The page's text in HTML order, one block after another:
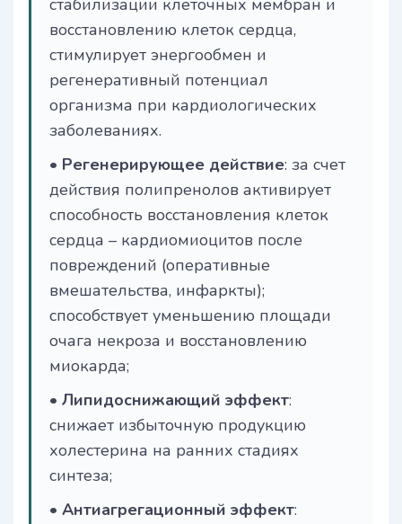
стабилизации клеточных мембран и
восстановлению клеток сердца,
стимулирует энергообмен и
регенеративный потенциал
организма при кардиологических
заболеваниях.
• Регенерирующее действие: за счет
действия полипренолов активирует
способность восстановления клеток
сердца – кардиомиоцитов после
повреждений (оперативные
вмешательства, инфаркты);
способствует уменьшению площади
очага некроза и восстановлению
миокарда;
• Липидоснижающий эффект:
снижает избыточную продукцию
холестерина на ранних стадиях
синтеза;
• Антиагрегационный эффект: